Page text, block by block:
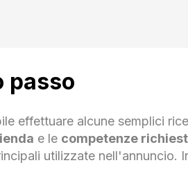
passo
effettuare alcune semplici
e le competenze
utilizzate nell'annuncio.